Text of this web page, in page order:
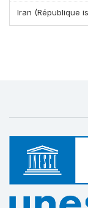
Iran (République